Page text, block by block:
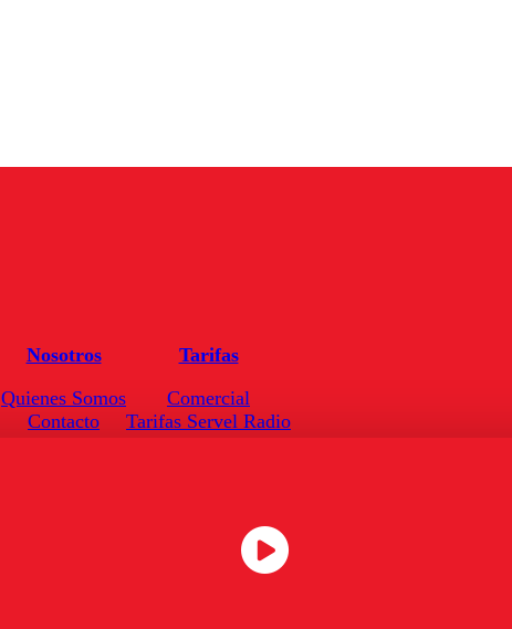
Nosotros
Quienes Somos
Contacto
Tarifas
Comercial
Tarifas Servel Radio